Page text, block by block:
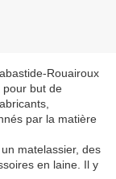
Rouairoux
but de
par la matière
matelassier, des
en laine. Il y